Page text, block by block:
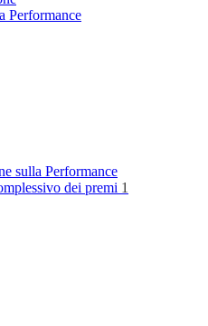
Performance
sulla Performance
dei premi 1